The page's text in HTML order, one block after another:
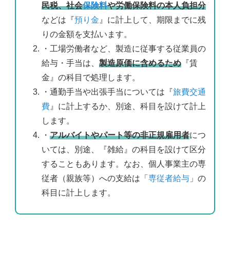
民税、社会保険料や労働保険料の本人負担分
などは『預り金 』に計上して、期限までに残
りの金額を支払います。
・工場労働者など、製造に従事する従業員の
給与・手当は、製造原価に含めるため 『賃
金』の科目で処理します。
・通勤手当や出張手当については『旅費交通
費 』に計上するか、別途、科目を設けて計上
します。
・アルバイトやパート等の非正規雇用者につ
いては、別途、『雑給』の科目を設けて区分
することもあります。なお、個人事業主の専
従者（親族等）への支給は「専従者給与 」の
科目に計上します。